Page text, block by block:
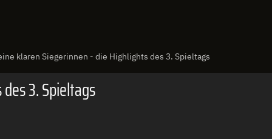
klaren Siegerinnen - die Highlights des 3. Spieltags
3. Spieltags